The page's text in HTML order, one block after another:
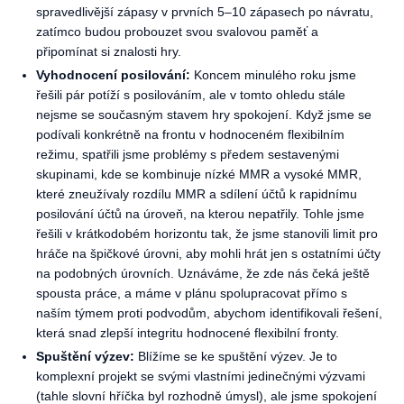
spravedlivější zápasy v prvních 5–10 zápasech po návratu,
zatímco budou probouzet svou svalovou paměť a
připomínat si znalosti hry.
Vyhodnocení posilování: Koncem minulého roku jsme
řešili pár potíží s posilováním, ale v tomto ohledu stále
nejsme se současným stavem hry spokojení. Když jsme se
podívali konkrétně na frontu v hodnoceném flexibilním
režimu, spatřili jsme problémy s předem sestavenými
skupinami, kde se kombinuje nízké MMR a vysoké MMR,
které zneužívaly rozdílu MMR a sdílení účtů k rapidnímu
posilování účtů na úroveň, na kterou nepatřily. Tohle jsme
řešili v krátkodobém horizontu tak, že jsme stanovili limit pro
hráče na špičkové úrovni, aby mohli hrát jen s ostatními účty
na podobných úrovních. Uznáváme, že zde nás čeká ještě
spousta práce, a máme v plánu spolupracovat přímo s
naším týmem proti podvodům, abychom identifikovali řešení,
která snad zlepší integritu hodnocené flexibilní fronty.
Spuštění výzev: Blížíme se ke spuštění výzev. Je to
komplexní projekt se svými vlastními jedinečnými výzvami
(tahle slovní hříčka byl rozhodně úmysl), ale jsme spokojení